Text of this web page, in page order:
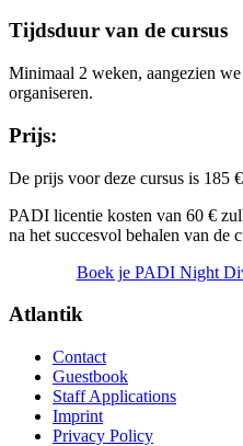
Tijdsduur van de cursus
Minimaal 2 weken, aangezien
organiseren.
Prijs:
De prijs voor deze cursus is 185 €
PADI licentie kosten van 60 €
na het succesvol behalen van de
Boek je PADI Night
Atlantik
Contact
Guestbook
Staff Applications
Imprint
Privacy Policy